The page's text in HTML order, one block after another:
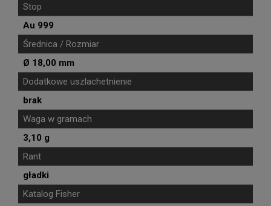
Stop
Au 999
Średnica / Rozmiar
Ø 18,00 mm
Dodatkowe uszlachetnienie
brak
Waga w gramach
3,10 g
Rant
gładki
Katalog Fisher